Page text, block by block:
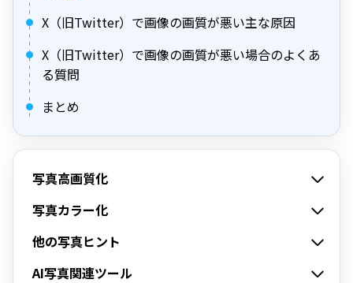
X（旧Twitter）で画像の画質が悪い主な原因
X（旧Twitter）で画像の画質が悪い場合のよくあ
る質問
まとめ
写真高画質化
写真カラー化
他の写真ヒント
AI写真関連ツール